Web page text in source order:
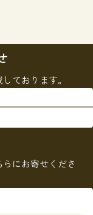
ております。
にお寄せくださ